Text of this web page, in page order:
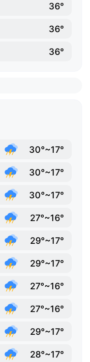
36°
36°
36°
30°~17°
30°~17°
30°~17°
27°~16°
29°~17°
29°~17°
27°~16°
27°~16°
29°~17°
28°~17°